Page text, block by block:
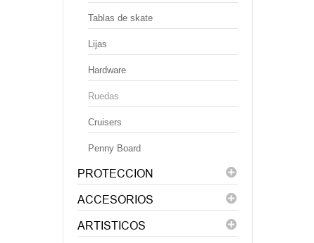
Tablas de skate
Lijas
Hardware
Ruedas
Cruisers
Penny Board
PROTECCION
ACCESORIOS
ARTISTICOS